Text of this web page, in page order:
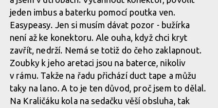
Data
z jizdy
Data
z jizdy
Data z jizdy
Data z jizdy
Data z jizdy
Data z jizdy
Data z jizdy
jeden imbus a baterku pomocí poutka ven.
Easypeasy. Jen si musím dávat pozor - bužírka
není až ke konektoru. Ale ouha, když chci kryt
zavřít, nedrží. Nemá se totiž do čeho zaklapnout.
Zoubky k jeho aretaci jsou na baterce, nikoliv
v rámu. Takže na řadu přichází duct tape a můžu
taky na lano. A to je ten důvod, proč jsem to dělal.
Na Kraličáku kola na sedačku věší obsluha, tak